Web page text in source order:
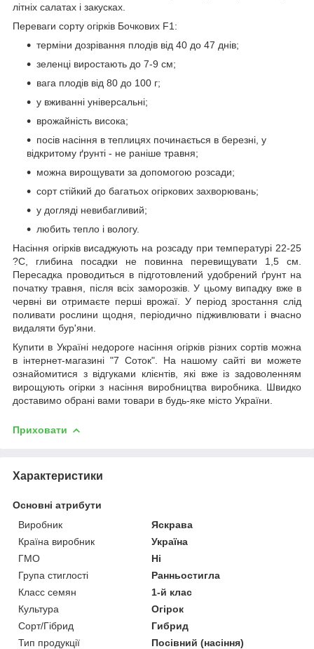
літніх салатах і закусках.
Переваги сорту огірків Бочкових F1:
терміни дозрівання плодів від 40 до 47 днів;
зеленці виростають до 7-9 см;
вага плодів від 80 до 100 г;
у вживанні універсальні;
врожайність висока;
посів насіння в теплицях починається в березні, у
відкритому ґрунті - не раніше травня;
можна вирощувати за допомогою розсади;
сорт стійкий до багатьох огіркових захворювань;
у догляді невибагливий;
любить тепло і вологу.
Насіння огірків висаджують на розсаду при температурі 22-25
?С, глибина посадки не повинна перевищувати 1,5 см.
Пересадка проводиться в підготовлений удобрений ґрунт на
початку травня, після всіх заморозків. У цьому випадку вже в
червні ви отримаєте перші врожаї. У період зростання слід
поливати рослини щодня, періодично підживлювати і вчасно
видаляти бур'яни.
Купити в Україні недороге насіння огірків різних сортів можна
в інтернет-магазині "7 Соток". На нашому сайті ви можете
ознайомитися з відгуками клієнтів, які вже із задоволенням
вирощують огірки з насіння виробництва виробника. Швидко
доставимо обрані вами товари в будь-яке місто України.
Приховати
Характеристики
Основні атрибути
Виробник
Яскрава
Країна виробник
Україна
ГМО
Ні
Група стиглості
Ранньостигла
Класс семян
1-й клас
Культура
Огірок
Сорт/Гібрид
Гибрид
Тип продукції
Посівний (насіння)